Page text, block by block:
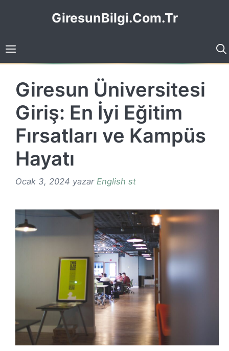
GiresunBilgi.Com.Tr
Giresun Üniversitesi
Giriş: En İyi Eğitim
Fırsatları ve Kampüs
Hayatı
Ocak 3, 2024 yazar English st